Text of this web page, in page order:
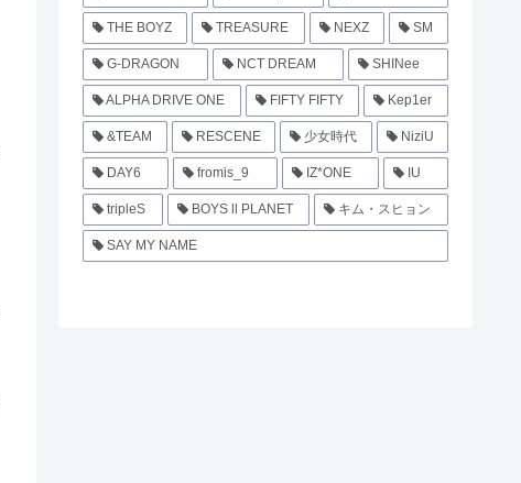
THE BOYZ TREASURE NEXZ SM
G-DRAGON NCT DREAM SHINee
ALPHA DRIVE ONE FIFTY FIFTY Kep1er
&TEAM RESCENE 少女時代 NiziU
DAY6 fromis_9 IZ*ONE IU
tripleS BOYS ll PLANET キム・スヒョン
SAY MY NAME